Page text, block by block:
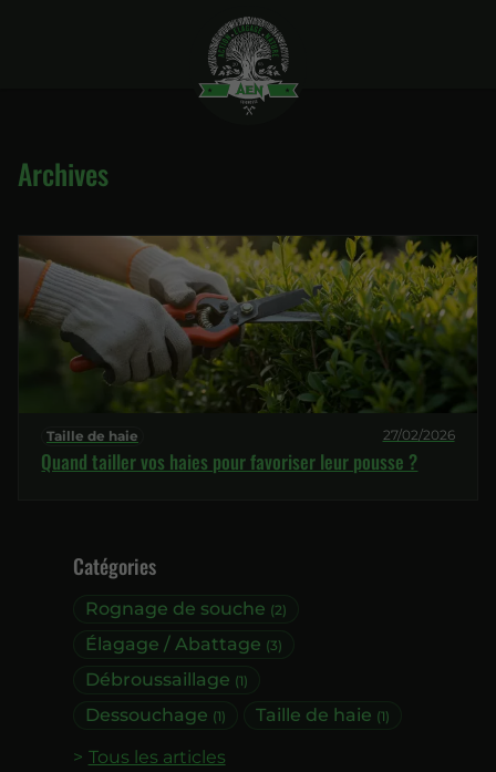
Catégories
Rognage de souche (2)
Élagage / Abattage (3)
Débroussaillage (1)
Dessouchage (1) Taille de haie (1)
Tous les articles
Archives
Taille de haie 27/02/2026
Quand tailler vos haies pour favoriser leur pousse ?